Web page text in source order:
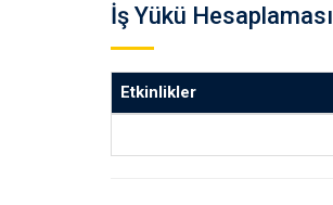
İş Yükü Hesaplaması
Etkinlikler